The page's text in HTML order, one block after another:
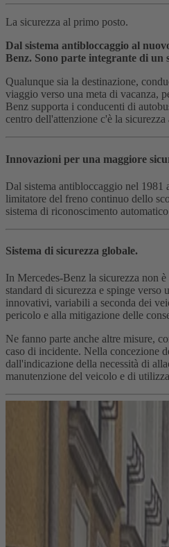
La sicurezza al primo posto.
Dal sistema antibloccaggio al
Benz. Sono parte integrante di un
Qualunque sia la destinazione,
viaggio verso una meta di vacanza,
Benz supporta i conducenti di
centro dell'attenzione c'è la
Innovazioni per una maggiore
Dal sistema antibloccaggio nel 1981
limitatore del freno continuo dello
sistema di riconoscimento
Sistema di sicurezza globale.
In Mercedes-Benz la sicurezza non
standard di sicurezza e spinge
innovativi, variabili a seconda dei
pericolo e alla mitigazione delle
Ne fanno parte anche altre misure,
caso di incidente. Nella concezione
dall'indicazione della necessità di
manutenzione del veicolo e di